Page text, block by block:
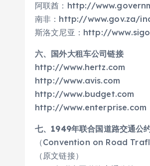
阿联酋：http://
南非：http://www.gov.za/
斯洛文尼亚：http://
六、国外大租车公司链接
http://www.hertz.com
http://www.avis.com
http://www.budget.com
http://www.enterprise.com
七、1949年联合国道路交通公
（Convention on Road
（原文链接）